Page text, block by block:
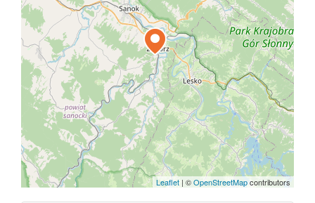
Leaflet | ©OpenStreetMapcontributors